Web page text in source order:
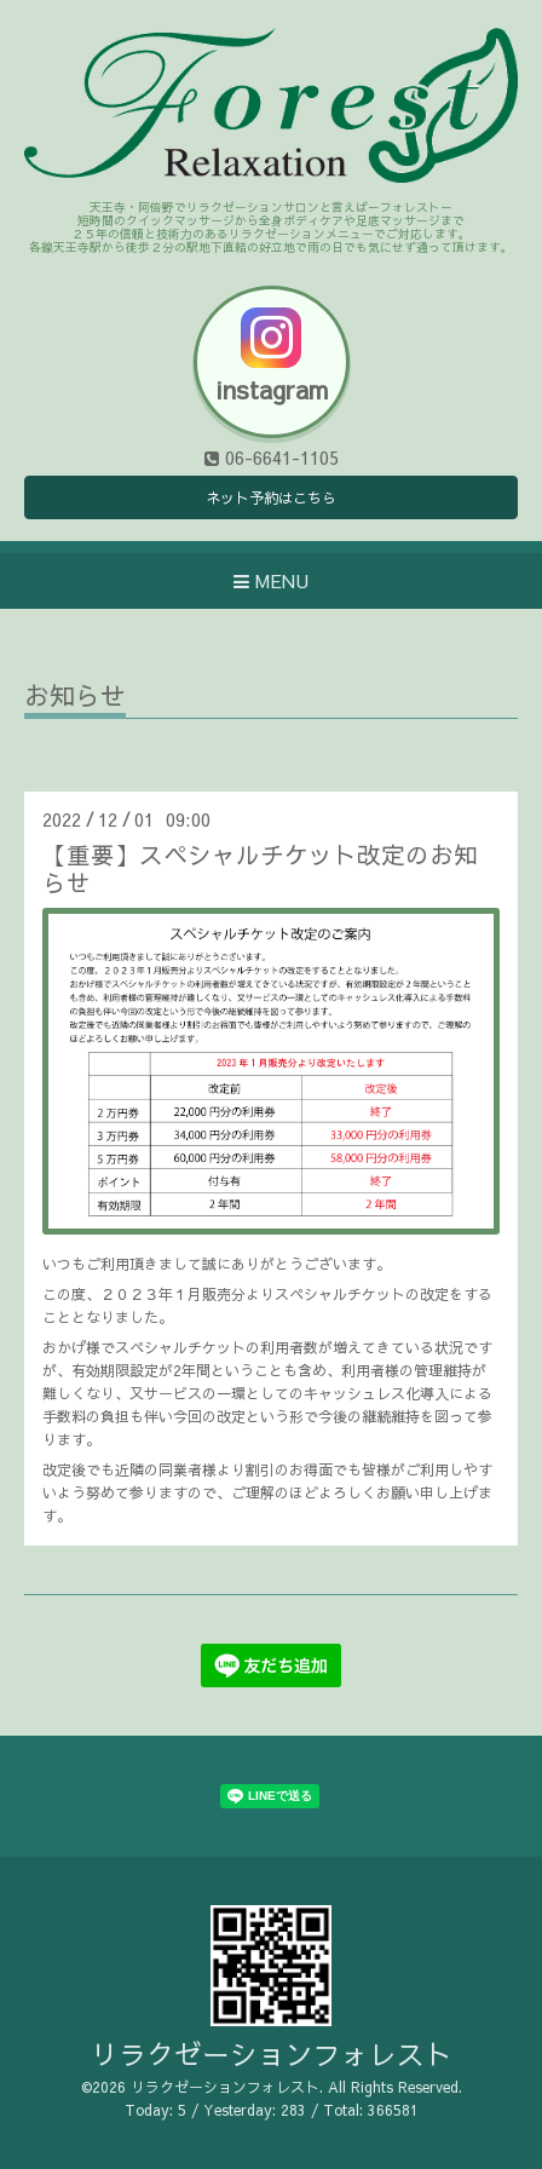
天王寺・阿倍野でリラクゼーションサロンと言えば－フォレスト－
短時間のクイックマッサージから全身ボディケアや足底マッサージまで
２５年の信頼と技術力のあるリラクゼーションメニューでご対応します。
各線天王寺駅から徒歩２分の駅地下直結の好立地で雨の日でも気にせず通って頂けます。
instagram
06-6641-1105
ネット予約はこちら
MENU
お知らせ
2022 / 12 /01 09:00
【重要】スペシャルチケット改定のお知
らせ
いつもご利用頂きまして誠にありがとうございます。
この度、２０２３年１月販売分よりスペシャルチケットの改定をする
こととなりました。
おかげ様でスペシャルチケットの利用者数が増えてきている状況です
が、有効期限設定が2年間ということも含め、利用者様の管理維持が
難しくなり、又サービスの一環としてのキャッシュレス化導入による
手数料の負担も伴い今回の改定という形で今後の継続維持を図って参
ります。
改定後でも近隣の同業者様より割引のお得面でも皆様がご利用しやす
いよう努めて参りますので、ご理解のほどよろしくお願い申し上げま
す。
リラクゼーションフォレスト
©2026 リラクゼーションフォレスト. All Rights Reserved.
Today: 5 / Yesterday: 283 / Total: 366581